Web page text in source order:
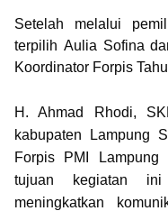
Setelah melalui
terpilih Aulia Sofina
Koordinator Forpis
H. Ahmad Rhodi,
kabupaten Lampung
Forpis PMI Lampung
tujuan kegiatan ini
meningkatkan